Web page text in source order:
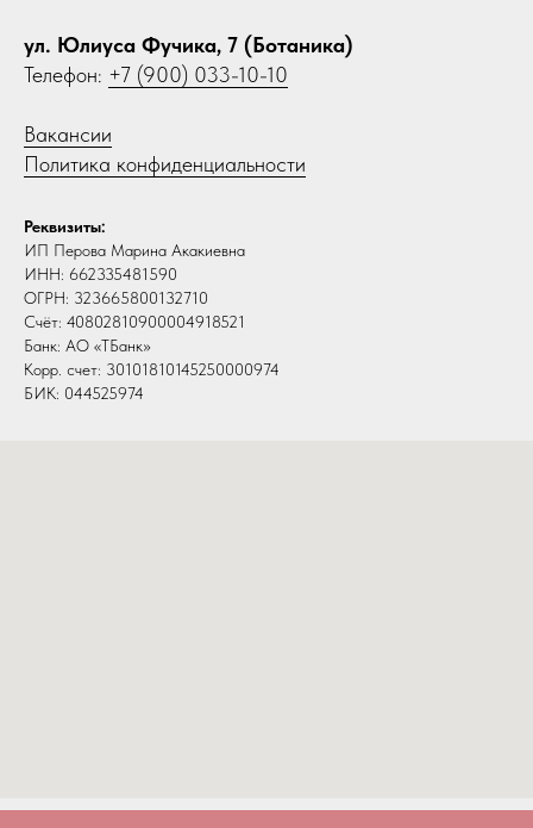
ул. Юлиуса Фучика, 7 (Ботаника)
Телефон: +7 (900) 033-10-10
Вакансии
Политика конфиденциальности
Реквизиты:
ИП Перова Марина Акакиевна
ИНН: 662335481590
ОГРН: 323665800132710
Счёт: 40802810900004918521
Банк: АО «ТБанк»
Корр. счет: 30101810145250000974
БИК: 044525974